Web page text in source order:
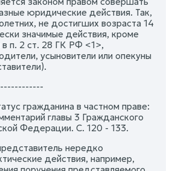
юридические действия. Так,
не достигших возраста 14
значимые действия, кроме
в п. 2 ст. 28 ГК РФ <1>,
усыновители или опекуны
гражданина в частном праве:
главы 3 Гражданского
Федерации. С. 120 - 133.
нередко
действия, например,